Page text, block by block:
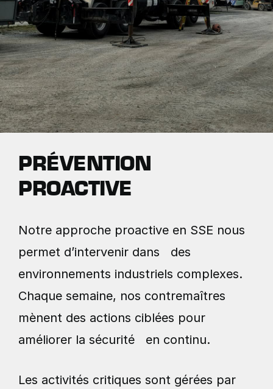
PRÉVENTION
PROACTIVE
Notre approche proactive en SSE nous
permet d’intervenir dans des
environnements industriels complexes.
Chaque semaine, nos contremaîtres
mènent des actions ciblées pour
améliorer la sécurité en continu.
Les activités critiques sont gérées par